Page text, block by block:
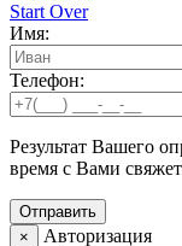
Start Over
Имя:
Телефон:
Результат Вашего
время с Вами
×
Авторизация